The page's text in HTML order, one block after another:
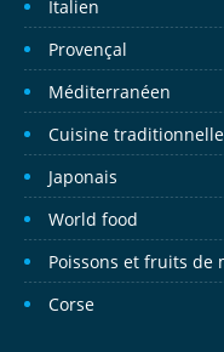
Italien
Provençal
Méditerranéen
Cuisine traditionnelle
Japonais
World food
Poissons et fruits de
Corse